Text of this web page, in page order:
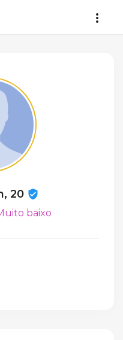
20
baixo